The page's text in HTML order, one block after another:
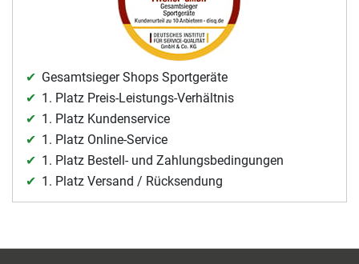
Gesamtsieger Shops Sportgeräte
1. Platz Preis-Leistungs-Verhältnis
1. Platz Kundenservice
1. Platz Online-Service
1. Platz Bestell- und Zahlungsbedingungen
1. Platz Versand / Rücksendung